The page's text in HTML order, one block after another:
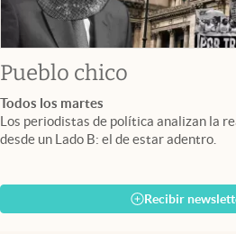
Pueblo chico
Todos los martes
Los periodistas de política analizan la
desde un Lado B: el de estar adentro.
Recibir